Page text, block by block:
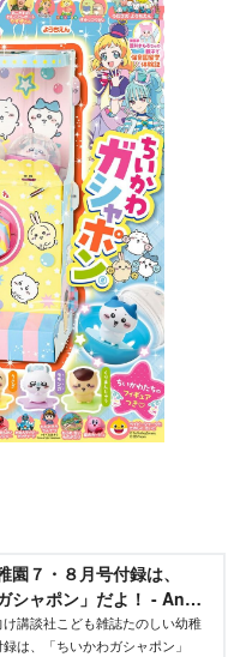
園７・８月号付録は、
シャポン」だよ！ - Ane
談社
け講談社こども雑誌たのしい幼稚
は、「ちいかわガシャポン」